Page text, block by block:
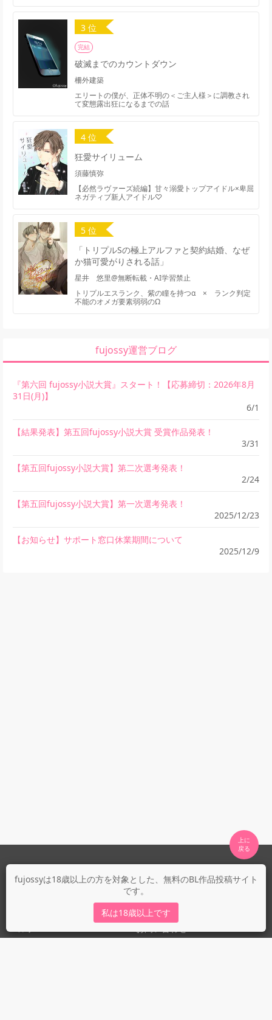
fujossyは18歳以上の方を対象とした、無料のBL作品投稿サイト
です。
私は18歳以上です
3 位
完結
破滅までのカウントダウン
柵外建築
エリートの僕が、正体不明の＜ご主人様＞に調教され
て変態露出狂になるまでの話
4 位
狂愛サイリューム
須藤慎弥
【必然ラヴァーズ続編】甘々溺愛トップアイドル×卑屈
ネガティブ新人アイドル♡
5 位
「トリプルSの極上アルファと契約結婚、なぜ
か猫可愛がりされる話」
星井 悠里@無断転載・AI学習禁止
トリプルエスランク、紫の瞳を持つα × ランク判定
不能のオメガ要素弱弱のΩ
fujossy運営ブログ
『第六回 fujossy小説大賞』スタート！【応募締切：2026年8月
31日(月)】
6/1
【結果発表】第五回fujossy小説大賞 受賞作品発表！
3/31
【第五回fujossy小説大賞】第二次選考発表！
2/24
【第五回fujossy小説大賞】第一次選考発表！
2025/12/23
【お知らせ】サポート窓口休業期間について
2025/12/9
上に
fujossyについて
fujossy運営ブログ